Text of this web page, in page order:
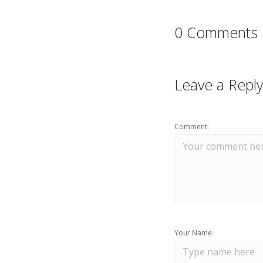
0 Comments
Leave a Reply
Comment:
Your Name: